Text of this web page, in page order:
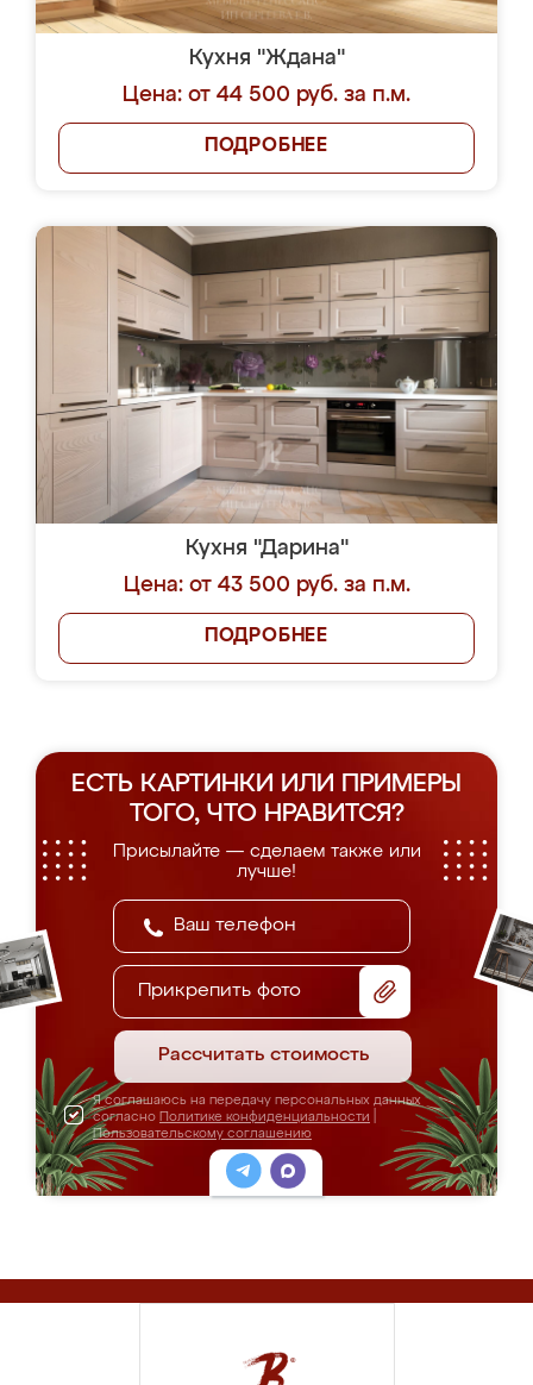
Кухня "Ждана"
Цена: от 44 500 руб. за п.м.
ПОДРОБНЕЕ
Кухня "Дарина"
Цена: от 43 500 руб. за п.м.
ПОДРОБНЕЕ
ЕСТЬ КАРТИНКИ ИЛИ ПРИМЕРЫ
ТОГО, ЧТО НРАВИТСЯ?
Присылайте — сделаем также или
лучше!
Прикрепить фото
Рассчитать стоимость
Я соглашаюсь на передачу персональных данных
согласно Политике конфиденциальности
Пользовательскому соглашению